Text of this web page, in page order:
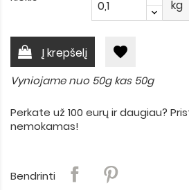
kg
Į krepšelį favorite
Vyniojame nuo 50g kas 50g
Perkate už 100 eurų ir daugiau?
nemokamas!
Bendrinti